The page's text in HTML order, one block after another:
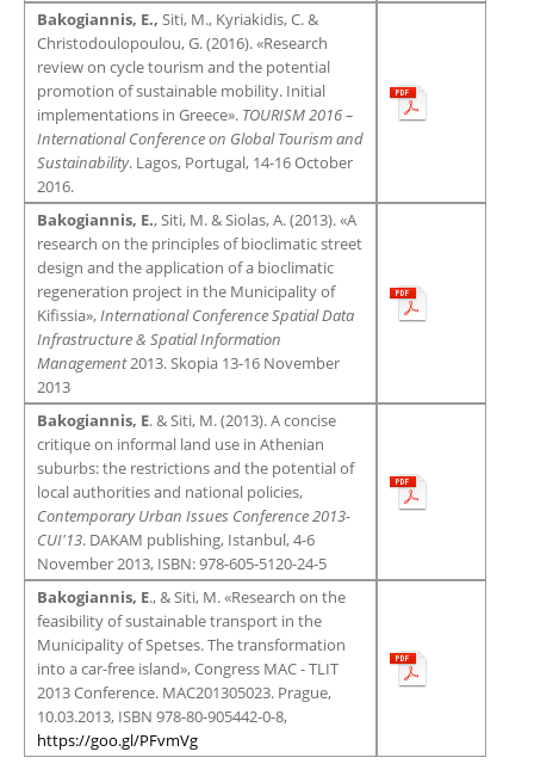
Bakogiannis, E., Siti, M., Kyriakidis, C. &
Christodoulopoulou, G. (2016). «Research
review on cycle tourism and the potential
promotion of sustainable mobility. Initial
implementations in Greece». TOURISM 2016 –
International Conference on Global Tourism and
Sustainability. Lagos, Portugal, 14-16 October
2016.
Bakogiannis, E., Siti, M. & Siolas, Α. (2013). «A
research on the principles of bioclimatic street
design and the application of a bioclimatic
regeneration project in the Municipality of
Kifissia»,International Conference Spatial Data
Infrastructure & Spatial Information
Management2013. Skopia 13-16 November
2013
Bakogiannis, E. & Siti, M. (2013). A concise
critique on informal land use in Athenian
suburbs: the restrictions and the potential of
local authorities and national policies,
Contemporary Urban Issues Conference 2013-
CUI'13. DAKAM publishing, Istanbul, 4-6
November 2013, ISBN: 978-605-5120-24-5
Bakogiannis, E., & Siti, M. «Research on the
feasibility of sustainable transport in the
Municipality of Spetses. The transformation
into a car-free island», Congress MAC - TLIT
2013 Conference. MAC201305023. Prague,
10.03.2013, ISBN 978-80-905442-0-8,
https://goo.gl/PFvmVg